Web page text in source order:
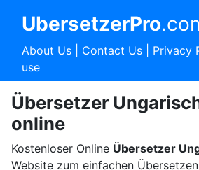
UbersetzerPro
About Us| Contact Us| Privacy
use
Übersetzer
online
Kostenloser Online Übersetzer
Website zum einfachen